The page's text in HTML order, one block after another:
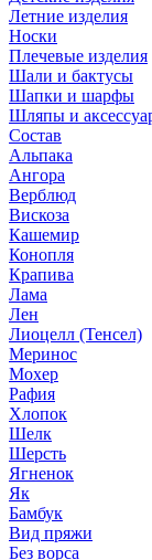
Летние изделия
Носки
Плечевые изделия
Шали и бактусы
Шапки и шарфы
Шляпы и
Состав
Альпака
Ангора
Верблюд
Вискоза
Кашемир
Конопля
Крапива
Лама
Лен
Лиоцелл (Тенсел)
Меринос
Мохер
Рафия
Хлопок
Шелк
Шерсть
Ягненок
Як
Бамбук
Вид пряжи
Без ворса